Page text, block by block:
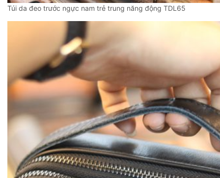
Túi da đeo trước ngực nam trẻ trung năng động TDL65